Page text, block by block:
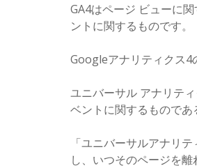
GA4はページ ビューに
ントに関するものです。
Googleアナリティクス4
ユニバーサル アナリテ
ベントに関するものであ
「ユニバーサルアナリ
し、いつそのページを離